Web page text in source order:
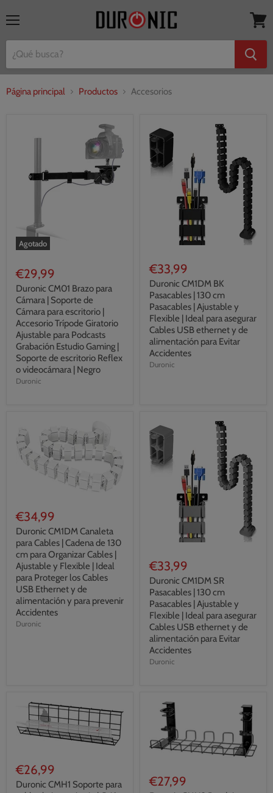
mi
cesta
Página principal Productos Accesorios
Agotado
€29,99
Duronic CM01 Brazo para
Cámara | Soporte de
Cámara para escritorio |
Accesorio Trípode Giratorio
Ajustable para Podcasts
Grabación Estudio Gaming |
Soporte de escritorio Reflex
o videocámara | Negro
Duronic
€33,99
Duronic CM1DM BK
Pasacables | 130 cm
Pasacables | Ajustable y
Flexible | Ideal para asegurar
Cables USB ethernet y de
alimentación para Evitar
Accidentes
Duronic
€34,99
Duronic CM1DM Canaleta
para Cables | Cadena de 130
cm para Organizar Cables |
Ajustable y Flexible | Ideal
para Proteger los Cables
USB Ethernet y de
alimentación y para prevenir
Accidentes
Duronic
€33,99
Duronic CM1DM SR
Pasacables | 130 cm
Pasacables | Ajustable y
Flexible | Ideal para asegurar
Cables USB ethernet y de
alimentación para Evitar
Accidentes
Duronic
€26,99
Duronic CMH1 Soporte para
€27,99